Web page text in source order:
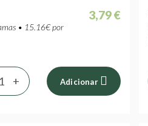
• 15.16€ por
3,79 €
+ Adicionar